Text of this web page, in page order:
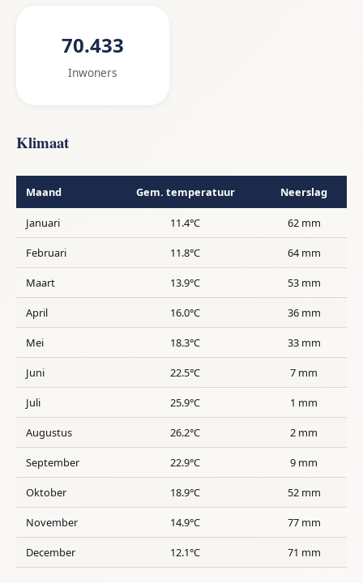
70.433
Inwoners
Klimaat
Maand Gem. temperatuur Neerslag
Januari 11.4°C 62 mm
Februari 11.8°C 64 mm
Maart 13.9°C 53 mm
April 16.0°C 36 mm
Mei 18.3°C 33 mm
Juni 22.5°C 7 mm
Juli 25.9°C 1 mm
Augustus 26.2°C 2 mm
September 22.9°C 9 mm
Oktober 18.9°C 52 mm
November 14.9°C 77 mm
December 12.1°C 71 mm